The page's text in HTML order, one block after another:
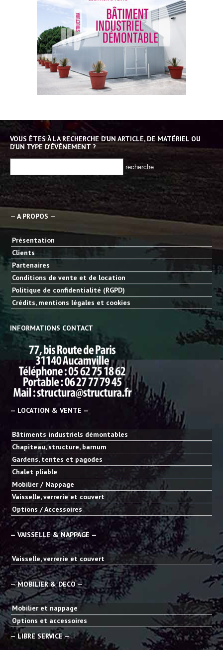
VOUS ÊTES À LA RECHERCHE D’UN ARTICLE, DE MATÉRIEL OU
D’UN TYPE D’ÉVÉNEMENT ?
— A PROPOS —
Présentation
Clients
Partenaires
Conditions de vente et de location
Politique de confidentialité (RGPD)
Crédits, mentions légales et cookies
INFORMATIONS CONTACT
— LOCATION & VENTE —
Bâtiments industriels démontables
Chapiteau, structure, barnum
Gardens, tentes et pagodes
Chalet pliable
Mobilier / Nappage
Vaisselle, verrerie et couvert
Options / Accessoires
— VAISSELLE & NAPPAGE —
Vaisselle, verrerie et couvert
— MOBILIER & DECO —
Mobilier et nappage
Options et accessoires
— LIBRE SERVICE —